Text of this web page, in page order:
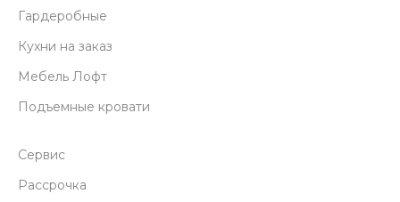
Гардеробные
Кухни на заказ
Мебель Лофт
Подъемные кровати
Сервис
Рассрочка